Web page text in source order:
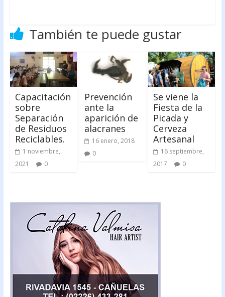
También te puede gustar
Capacitación
sobre
Separación
de Residuos
Reciclables.
1 noviembre,
2021
0
Prevención
ante la
aparición de
alacranes
16 enero, 2018
0
Se viene la
Fiesta de la
Picada y
Cerveza
Artesanal
16 septiembre,
2017
0